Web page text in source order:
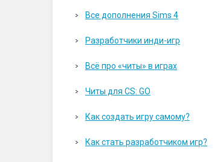
Все дополнения Sims 4
Разработчики инди-игр
Всё про «читы» в играх
Читы для CS: GO
Как создать игру самому?
Как стать разработчиком игр?